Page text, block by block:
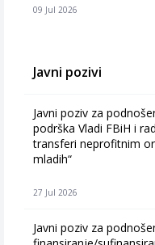
09 Jul 2026
Javni pozivi
Javni poziv za
podrška Vladi FBiH i
transferi neprofitnim
mladih“
27 Jul 2026
Javni poziv za